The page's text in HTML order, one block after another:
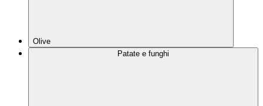
Olive
Patate e funghi